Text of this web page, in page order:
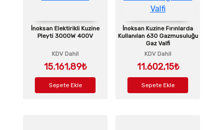
İnoksan Elektirikli Kuzine
Pleyti 3000W 400V
KDV Dahil
15.161,89₺
Sepete Ekle
İnoksan Kuzine Fırınlarda
Kullanılan 630 Gazmusuluğu
Gaz Valfi
KDV Dahil
11.602,15₺
Sepete Ekle